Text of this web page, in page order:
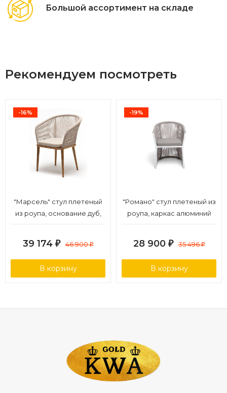
Большой ассортимент на складе
Рекомендуем посмотреть
-16%
"Марсель" стул плетеный
из роупа, основание дуб,
39 174 ₽ 46 900₽
В корзину
-19%
"Романо" стул плетеный из
роупа, каркас алюминий
15052
28 900 ₽ 35 496₽
В корзину